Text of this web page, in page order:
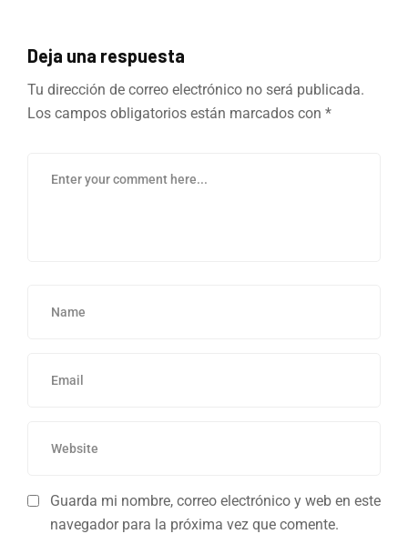
Deja una respuesta
Tu dirección de correo electrónico no será publicada.
Los campos obligatorios están marcados con *
Guarda mi nombre, correo electrónico y web en este
navegador para la próxima vez que comente.